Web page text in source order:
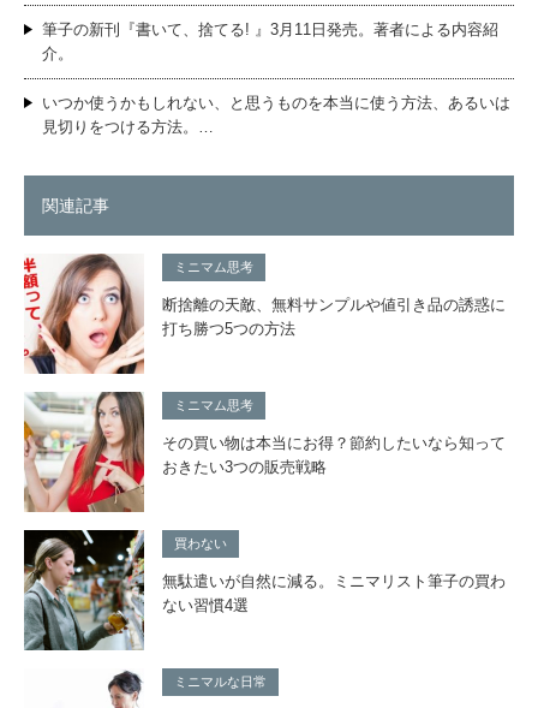
筆子の新刊『書いて、捨てる! 』3月11日発売。著者による内容紹
介。
いつか使うかもしれない、と思うものを本当に使う方法、あるいは
見切りをつける方法。…
関連記事
ミニマム思考
断捨離の天敵、無料サンプルや値引き品の誘惑に
打ち勝つ5つの方法
ミニマム思考
その買い物は本当にお得？節約したいなら知って
おきたい3つの販売戦略
買わない
無駄遣いが自然に減る。ミニマリスト筆子の買わ
ない習慣4選
ミニマルな日常